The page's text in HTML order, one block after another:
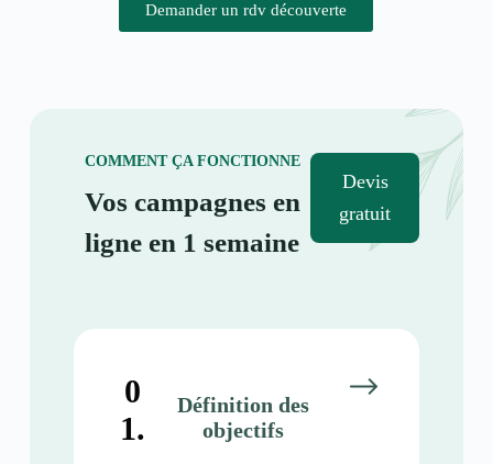
Demander un rdv découverte
COMMENT ÇA FONCTIONNE
Vos campagnes en
ligne en 1 semaine
Devis
gratuit
0
1.
Définition des
objectifs